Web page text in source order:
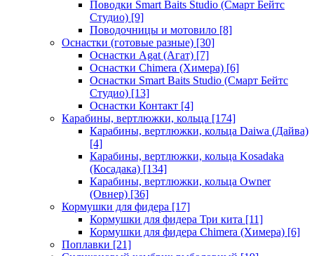
Поводки Smart Baits Studio (Смарт Бейтс
Студио) [9]
Поводочницы и мотовило [8]
Оснастки (готовые разные) [30]
Оснастки Agat (Агат) [7]
Оснастки Chimera (Химера) [6]
Оснастки Smart Baits Studio (Смарт Бейтс
Студио) [13]
Оснастки Контакт [4]
Карабины, вертлюжки, кольца [174]
Карабины, вертлюжки, кольца Daiwa (Дайва)
[4]
Карабины, вертлюжки, кольца Kosadaka
(Косадака) [134]
Карабины, вертлюжки, кольца Owner
(Овнер) [36]
Кормушки для фидера [17]
Кормушки для фидера Три кита [11]
Кормушки для фидера Chimera (Химера) [6]
Поплавки [21]